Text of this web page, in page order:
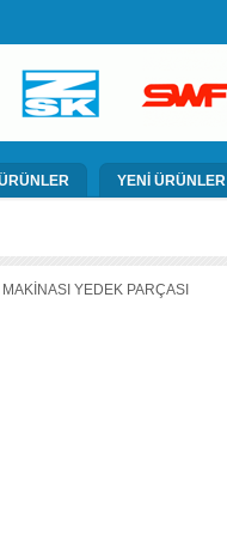
YENİ ÜRÜNLER
YEDEK PARÇASI